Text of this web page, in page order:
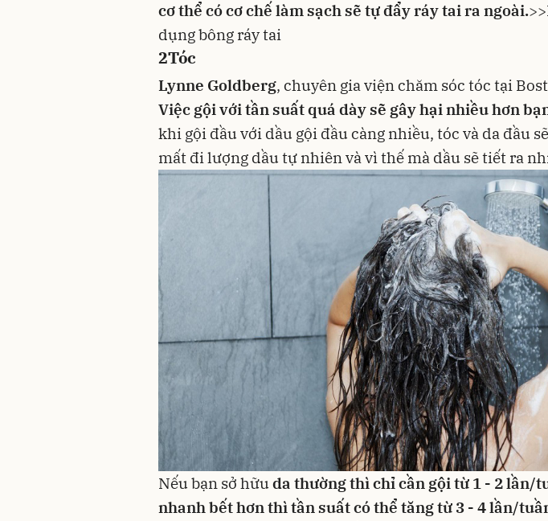
cơ thể có cơ chế làm sạch sẽ tự đẩy ráy tai ra ngoài.>>
dụng bông ráy tai
2Tóc
Lynne Goldberg, chuyên gia viện chăm sóc tóc tại
Việc gội với tần suất quá dày sẽ gây hại nhiều hơn
khi gội đầu với dầu gội đầu càng nhiều, tóc và da đầu
mất đi lượng dầu tự nhiên và vì thế mà dầu sẽ tiết ra
Nếu bạn sở hữu da thường thì chỉ cần gội từ 1 - 2 lần/
nhanh bết hơn thì tần suất có thể tăng từ 3 - 4 lần/